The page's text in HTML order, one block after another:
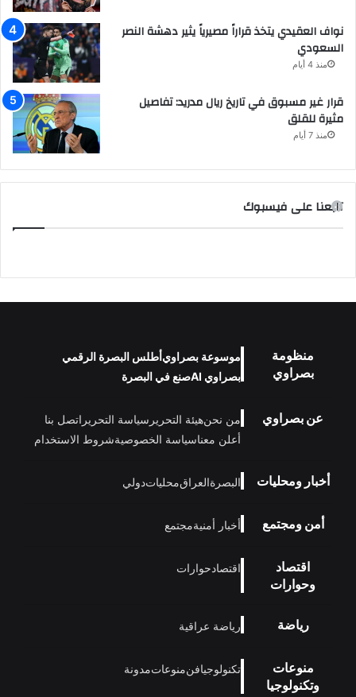
نواف العقيدي يتخذ قراراً مصيرياً يثير دهشة النصر
السعودي
منذ 4 أيام
قرار غير مسبوق في تاريخ ريال مدريد: تفاصيل
مثيرة للقلق
منذ 7 أيام
تابعنا على فيسبوك
منظومة
بصراوي
موسوعة بصراويأطلس البصرة الرقمي
بصراوي AI
صنع في البصرة
عن بصراوي من نحنهيئة التحرير سياسة التحرير اتصل بنا
أعلن معناسياسة الخصوصيةشروط الاستخدام
أخبار ومحليات البصرةالعراقمحلياتدولي
أمن ومجتمع أخبار أمنيةمجتمع
اقتصاد
وحوارات
اقتصادحوارات
رياضة رياضة عراقية
منوعات
وتكنولوجيا
تكنولوجيافنمنوعاتمدونة